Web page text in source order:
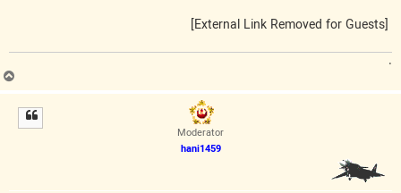
[External Link Removed for Guests]
.
Moderator
hani1459